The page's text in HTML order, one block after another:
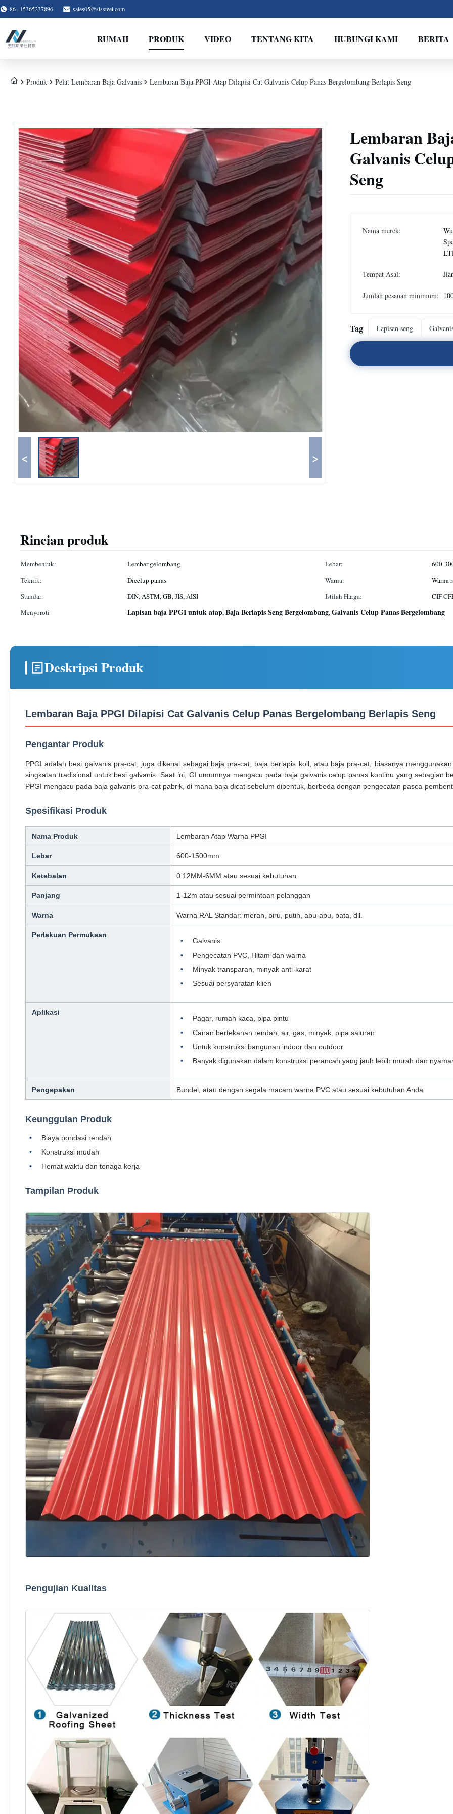
86--15365237896 sales05@slssteel.com
RUMAH PRODUK VIDEO TENTANG KITA HUBUNGI KAMI BERITA
Produk Pelat Lembaran Baja Galvanis Lembaran Baja PPGI Atap Dilapisi Cat Galvanis Celup Panas Bergelombang Berlapis Seng
< >
Lembaran
Galvanis
Seng
Nama merek:
Tempat Asal:
Jumlah pesanan minimum:
Tag Lapisan seng
Rincian produk
Membentuk: Lembar gelombang Lebar:
600-
Teknik:
Dicelup panas Warna:
Warna
Standar:
DIN, ASTM, GB, JIS, AISI Istilah Harga:
CIF
Menyoroti
Lapisan baja PPGI untuk atap,Baja Berlapis Seng Bergelombang,Galvanis Celup Panas Bergelombang
Deskripsi Produk
Lembaran Baja PPGI Dilapisi Cat Galvanis Celup Panas Bergelombang Berlapis Seng
Pengantar Produk
PPGI adalah besi galvanis pra-cat, juga dikenal sebagai baja pra-cat, baja berlapis koil, atau baja pra-cat, biasanya
singkatan tradisional untuk besi galvanis. Saat ini, GI umumnya mengacu pada baja galvanis celup panas kontinu yang sebagian
PPGI mengacu pada baja galvanis pra-cat pabrik, di mana baja dicat sebelum dibentuk, berbeda dengan pengecatan pasca-
Spesifikasi Produk
Nama Produk Lembaran Atap Warna PPGI
Lebar 600-1500mm
Ketebalan 0.12MM-6MM atau sesuai kebutuhan
Panjang 1-12m atau sesuai permintaan pelanggan
Warna Warna RAL Standar: merah, biru, putih, abu-abu, bata, dll.
Perlakuan Permukaan
Galvanis
Pengecatan PVC, Hitam dan warna
Minyak transparan, minyak anti-karat
Sesuai persyaratan klien
Aplikasi
Pagar, rumah kaca, pipa pintu
Cairan bertekanan rendah, air, gas, minyak, pipa saluran
Untuk konstruksi bangunan indoor dan outdoor
Banyak digunakan dalam konstruksi perancah yang jauh lebih murah dan
Pengepakan Bundel, atau dengan segala macam warna PVC atau sesuai kebutuhan Anda
Keunggulan Produk
Biaya pondasi rendah
Konstruksi mudah
Hemat waktu dan tenaga kerja
Tampilan Produk
Pengujian Kualitas